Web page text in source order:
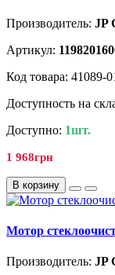
Производитель: JP
Артикул:
Код товара: 41089-
Доступность на
Доступно: 1шт.
1 968грн
В корзину
Мотор
Производитель: JP